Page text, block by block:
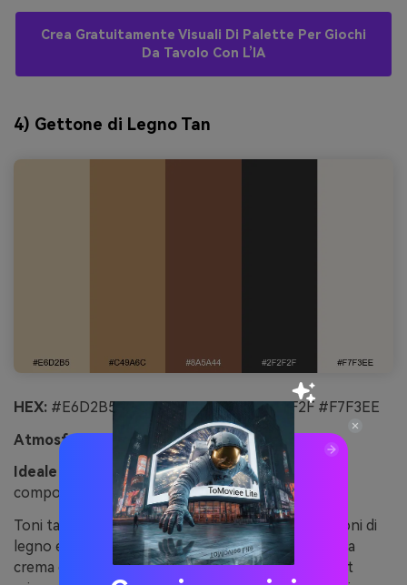
Crea Gratuitamente Visuali Di Palette Per Giochi
Da Tavolo Con L’IA
4) Gettone di Legno Tan
HEX: #E6D2B5 #C49A6C #8A5A44 #2F2F2F #F7F3EE
Atmosfera:
caldo, tattile e classico
Ideale per:
packaging in stile Euro e etichette
componenti
Toni tan morbidi e marroni tostati ricordano gettoni di
legno e sacchetti di lino su un tavolo vissuto. Usa la
crema chiara come sfondo principale per un layout